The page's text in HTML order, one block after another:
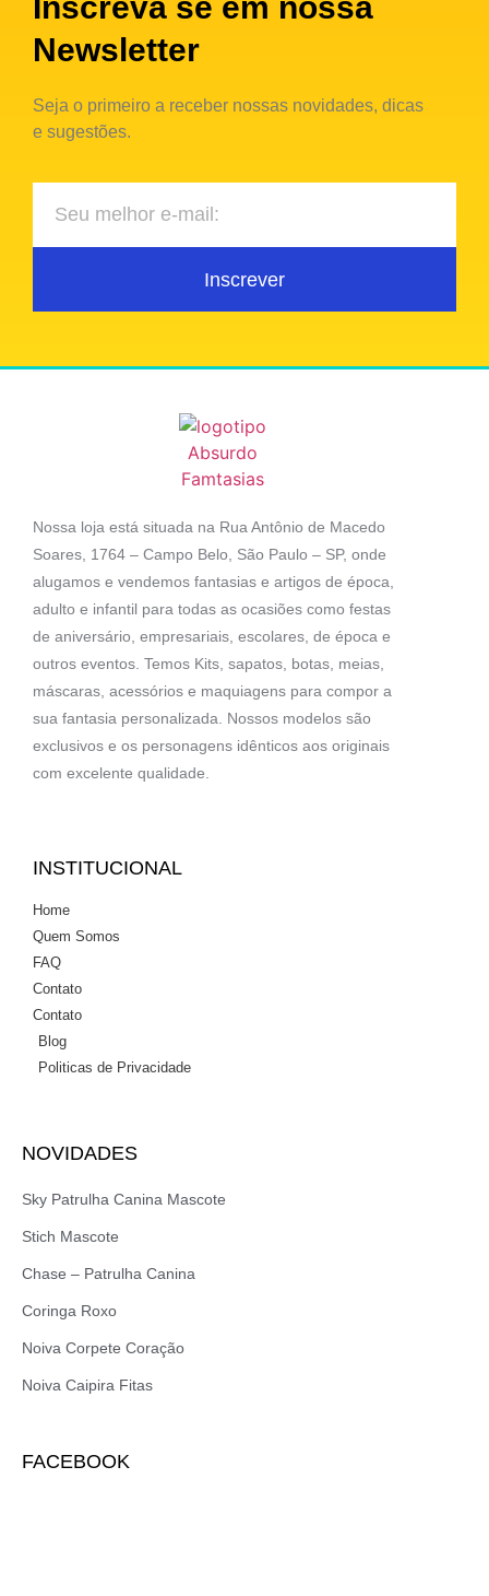
Newsletter
Seja o primeiro a receber nossas novidades, dicas
e sugestões.
Inscrever
Nossa loja está situada na Rua Antônio de Macedo
Soares, 1764 – Campo Belo, São Paulo – SP, onde
alugamos e vendemos fantasias e artigos de época,
adulto e infantil para todas as ocasiões como festas
de aniversário, empresariais, escolares, de época e
outros eventos. Temos Kits, sapatos, botas, meias,
máscaras, acessórios e maquiagens para compor a
sua fantasia personalizada. Nossos modelos são
exclusivos e os personagens idênticos aos originais
com excelente qualidade.
INSTITUCIONAL
Home
Quem Somos
FAQ
Contato
Contato
Blog
Politicas de Privacidade
NOVIDADES
Sky Patrulha Canina Mascote
Stich Mascote
Chase – Patrulha Canina
Coringa Roxo
Noiva Corpete Coração
Noiva Caipira Fitas
FACEBOOK